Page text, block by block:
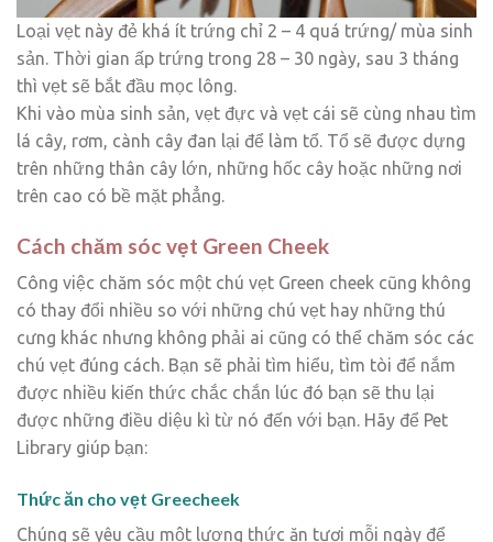
Loại vẹt này đẻ khá ít trứng chỉ 2 – 4 quá trứng/ mùa sinh
sản. Thời gian ấp trứng trong 28 – 30 ngày, sau 3 tháng
thì vẹt sẽ bắt đầu mọc lông.
Khi vào mùa sinh sản, vẹt đực và vẹt cái sẽ cùng nhau tìm
lá cây, rơm, cành cây đan lại để làm tổ. Tổ sẽ được dựng
trên những thân cây lớn, những hốc cây hoặc những nơi
trên cao có bề mặt phẳng.
Cách chăm sóc vẹt Green Cheek
Công việc chăm sóc một chú vẹt Green cheek cũng không
có thay đổi nhiều so với những chú vẹt hay những thú
cưng khác nhưng không phải ai cũng có thể chăm sóc các
chú vẹt đúng cách. Bạn sẽ phải tìm hiểu, tìm tòi để nắm
được nhiều kiến thức chắc chắn lúc đó bạn sẽ thu lại
được những điều diệu kì từ nó đến với bạn. Hãy để Pet
Library giúp bạn:
Thức ăn cho vẹt Greecheek
Chúng sẽ yêu cầu một lượng thức ăn tươi mỗi ngày để